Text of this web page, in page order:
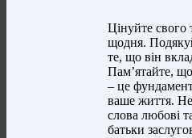
Цінуйте свого
щодня.
те, що він
Пам’ятайте, що
– це
ваше життя. Не
слова любові
батьки